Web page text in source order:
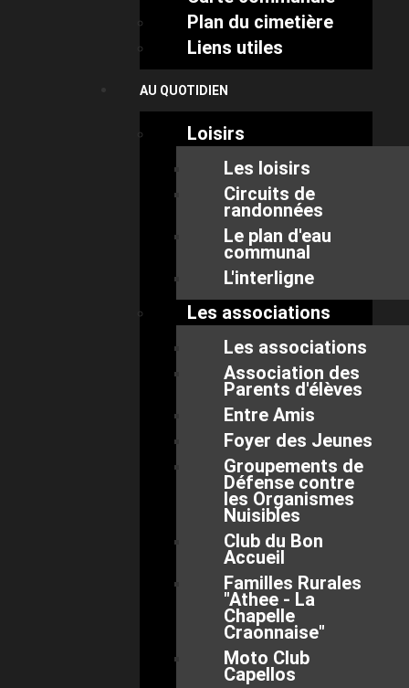
Plan du cimetière
Liens utiles
AU QUOTIDIEN
Loisirs
Les loisirs
Circuits de
randonnées
Le plan d'eau
communal
L'interligne
Les associations
Les associations
Association des
Parents d'élèves
Entre Amis
Foyer des Jeunes
Groupements de
Défense contre
les Organismes
Nuisibles
Club du Bon
Accueil
Familles Rurales
"Athee - La
Chapelle
Craonnaise"
Moto Club
Capellos